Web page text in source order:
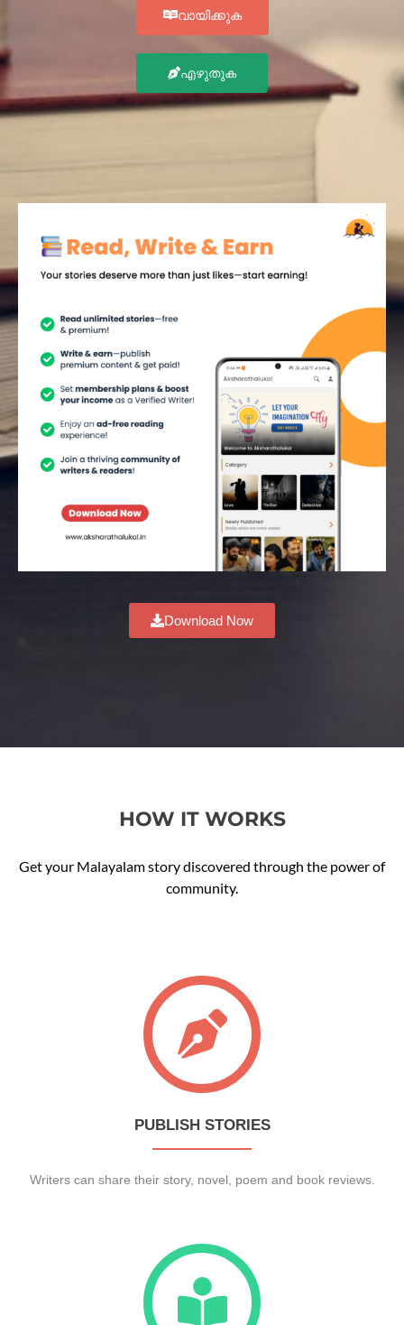
വായിക്കുക
എഴുതുക
Download Now
HOW IT WORKS
Get your Malayalam story discovered through the power of
community.
PUBLISH STORIES
Writers can share their story, novel, poem and book reviews.